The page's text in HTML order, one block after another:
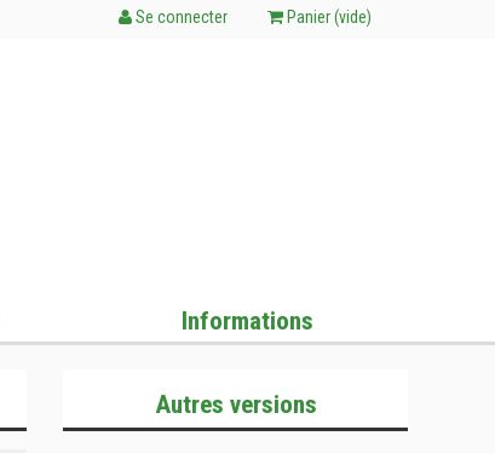
Se connecter Panier (vide)
Informations
Autres versions